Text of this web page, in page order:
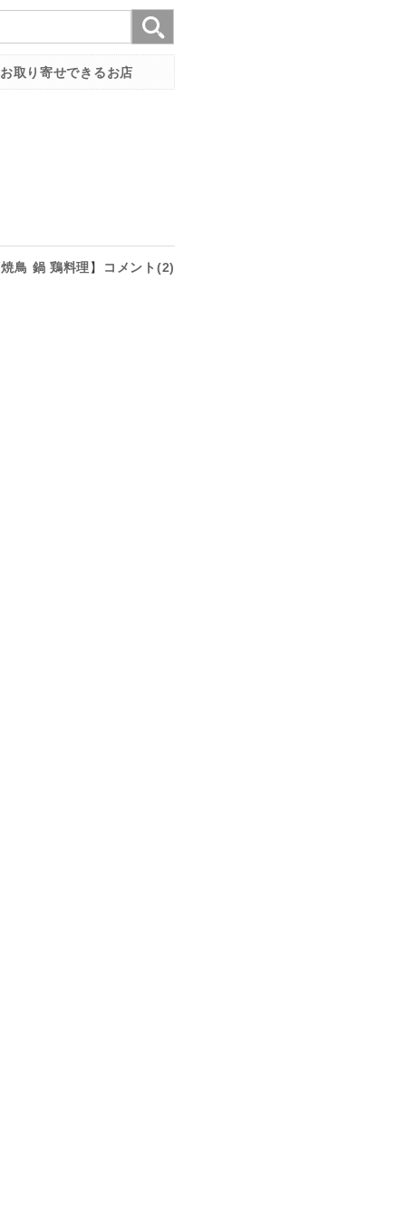
焼鳥 鍋 鶏料理】
コメント(2)
お取り寄せできるお店